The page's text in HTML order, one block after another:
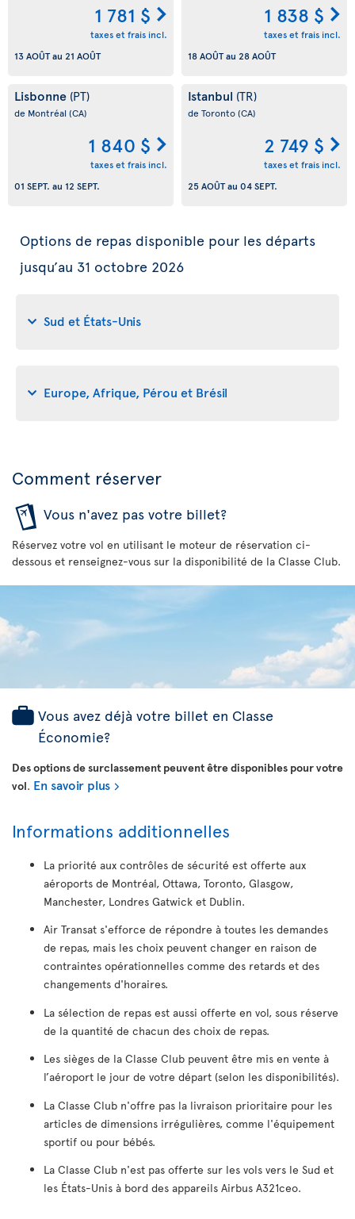
1 781 $
taxes et frais incl.
13 AOÛTau 21 AOÛT
1 838 $
taxes et frais incl.
18 AOÛTau 28 AOÛT
Lisbonne (PT)
de Montréal (CA)
1 840 $
taxes et frais incl.
01 SEPT. au 12 SEPT.
Istanbul (TR)
de Toronto(CA)
2 749 $
taxes et frais incl.
25 AOÛTau 04 SEPT.
Options de repas disponible pour les départs
jusqu’au 31 octobre 2026
Sud et États-Unis
Europe, Afrique, Pérou et Brésil
Comment réserver
Vous n'avez pas votre billet?
Réservez votre vol en utilisant le moteur de réservation ci-
dessous et renseignez-vous sur la disponibilité de la Classe Club.
Vous avez déjà votre billet en Classe
Économie?
Des options de surclassement peuvent être disponibles pour votre
vol. En savoir plus
Informations additionnelles
La priorité aux contrôles de sécurité est offerte aux
aéroports de Montréal, Ottawa, Toronto, Glasgow,
Manchester, Londres Gatwick et Dublin.
Air Transat s'efforce de répondre à toutes les demandes
de repas, mais les choix peuvent changer en raison de
contraintes opérationnelles comme des retards et des
changements d'horaires.
La sélection de repas est aussi offerte en vol, sous réserve
de la quantité de chacun des choix de repas.
Les sièges de la Classe Club peuvent être mis en vente à
l’aéroport le jour de votre départ (selon les disponibilités).
La Classe Club n'offre pas la livraison prioritaire pour les
articles de dimensions irrégulières, comme l'équipement
sportif ou pour bébés.
La Classe Club n'est pas offerte sur les vols vers le Sud et
les États-Unis à bord des appareils Airbus A321ceo.